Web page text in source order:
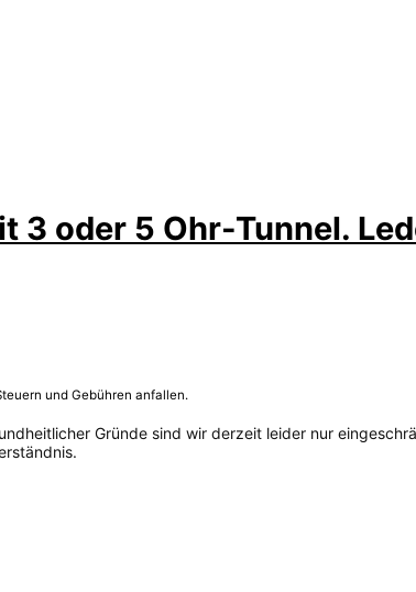
3 oder 5 Ohr-Tunnel.
und Gebühren anfallen.
Gründe sind wir derzeit leider nur